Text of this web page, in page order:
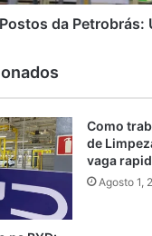
da Petrobrás:
Como
de
vaga
Agosto 1,